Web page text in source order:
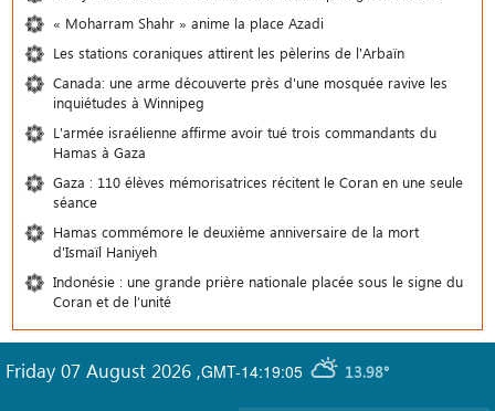
« Moharram Shahr » anime la place Azadi
Les stations coraniques attirent les pèlerins de l'Arbaïn
Canada: une arme découverte près d'une mosquée ravive les
inquiétudes à Winnipeg
L'armée israélienne affirme avoir tué trois commandants du
Hamas à Gaza
Gaza : 110 élèves mémorisatrices récitent le Coran en une seule
séance
Hamas commémore le deuxième anniversaire de la mort
d'Ismaïl Haniyeh
Indonésie : une grande prière nationale placée sous le signe du
Coran et de l’unité
GMT-14:19:05 13.98°
Friday 07 August 2026 ,